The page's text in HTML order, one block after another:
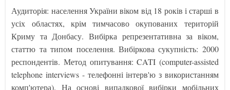
Аудиторія: населення України віком від 18 років і старші в
усіх областях, крім тимчасово окупованих територій
Криму та Донбасу. Вибірка репрезентативна за віком,
статтю та типом поселення. Вибіркова сукупність: 2000
респондентів. Метод опитування: CATI (computer-assisted
telephone interviews - телефонні інтерв'ю з використанням
комп'ютера). На основі випадкової вибірки мобільних